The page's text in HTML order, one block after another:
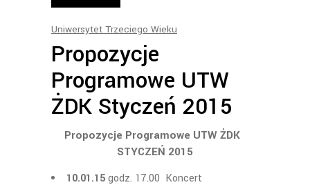
Uniwersytet Trzeciego Wieku
Propozycje
Programowe UTW
ŻDK Styczeń 2015
Propozycje Programowe UTW ŻDK
STYCZEŃ 2015
10.01.15godz. 17.00 Koncert